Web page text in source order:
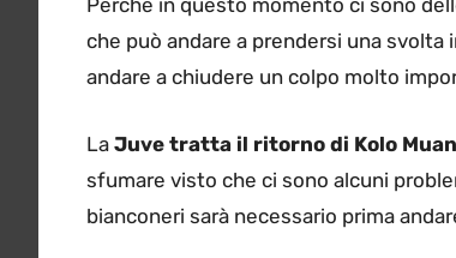
Perché in questo momento ci sono
che può andare a prendersi una
andare a chiudere un colpo molto
La Juve tratta il ritorno di Kolo
sfumare visto che ci sono alcuni
bianconeri sarà necessario prima